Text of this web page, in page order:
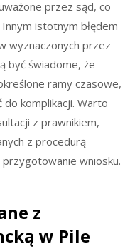
przez sąd, co
istotnym błędem
wyznaczonych przez
być świadome, że
ramy czasowe,
komplikacji. Warto
z prawnikiem,
z procedurą
przygotowanie wniosku.
z
w Pile